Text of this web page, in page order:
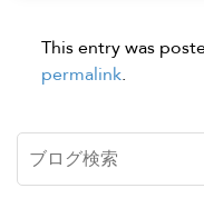
This entry was
permalink.